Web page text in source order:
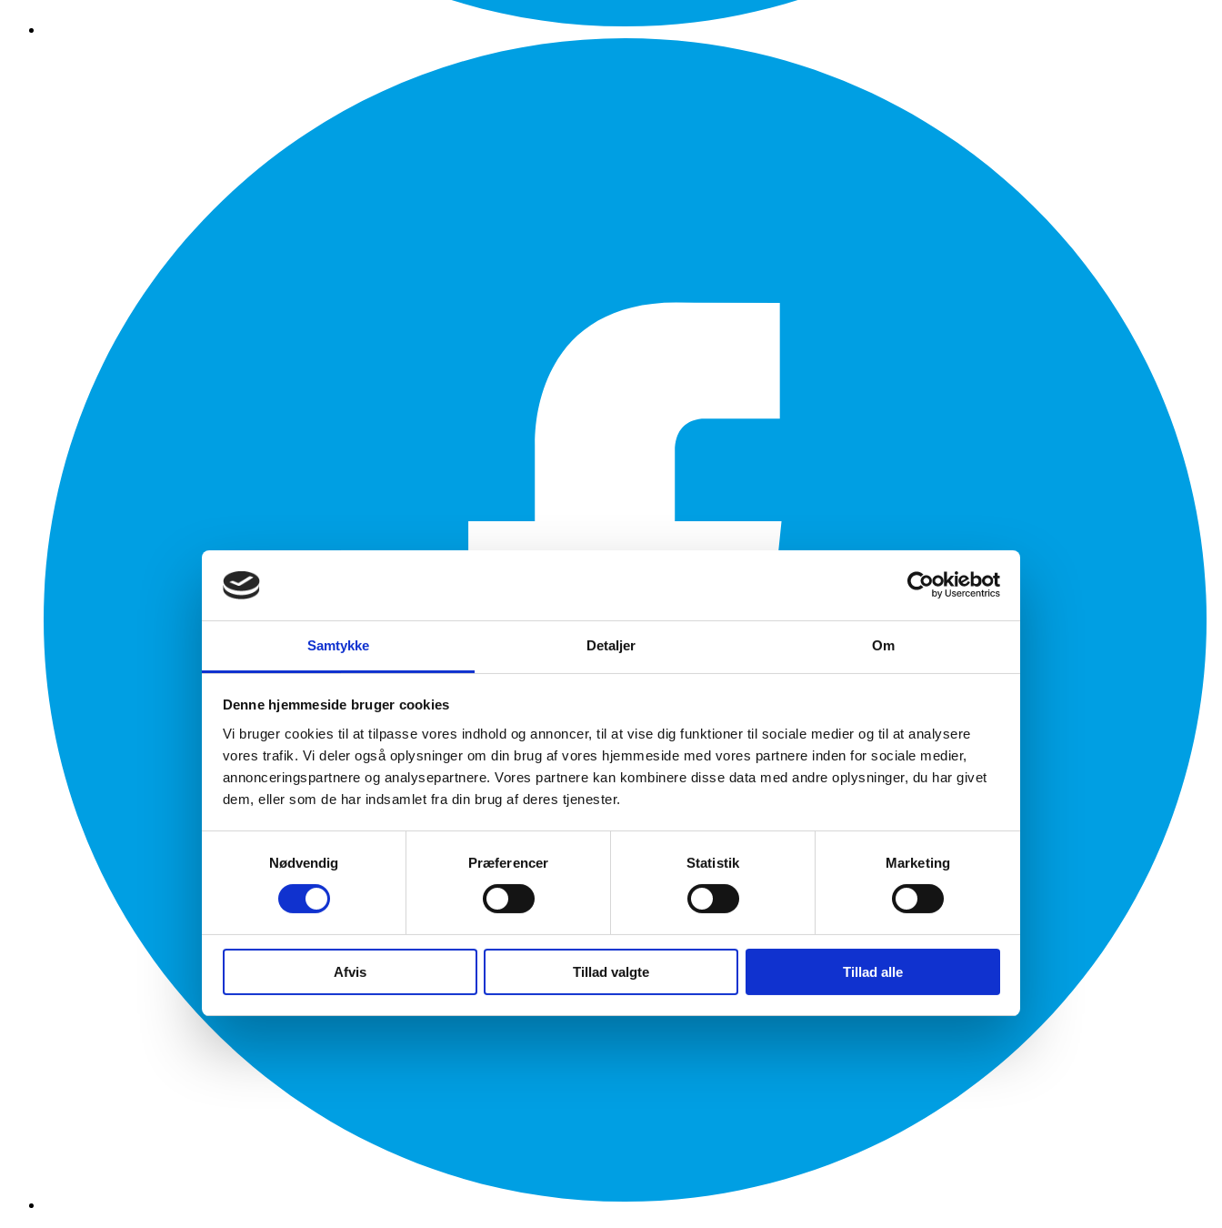
Samtykke Detaljer Om
Denne hjemmeside bruger cookies
Vi bruger cookies til at tilpasse vores indhold og annoncer, til at vise dig funktioner til sociale medier og til at analysere
vores trafik. Vi deler også oplysninger om din brug af vores hjemmeside med vores partnere inden for sociale medier,
annonceringspartnere og analysepartnere. Vores partnere kan kombinere disse data med andre oplysninger, du har givet
dem, eller som de har indsamlet fra din brug af deres tjenester.
Nødvendig
Præferencer Statistik Marketing
Afvis Tillad valgte Tillad alle